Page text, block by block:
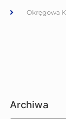
Okręgowa
Archiwa